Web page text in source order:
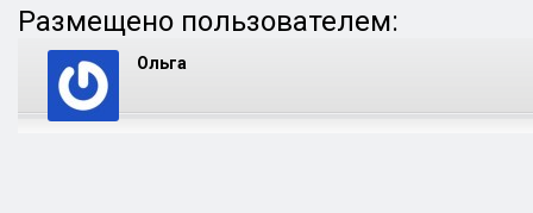
Размещено пользователем:
Ольга